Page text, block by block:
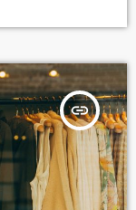
Les Bretons ont
insert_link